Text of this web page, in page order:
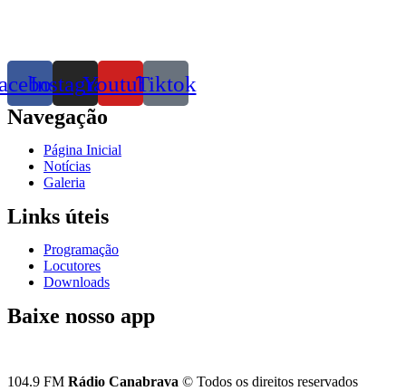
InstagramYoutubeTiktok
Navegação
Página Inicial
Notícias
Galeria
Links úteis
Programação
Locutores
Downloads
Baixe nosso app
104.9 FM Rádio Canabrava © Todos os direitos reservados